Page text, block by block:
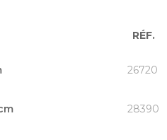
RÉF.
26720
28390